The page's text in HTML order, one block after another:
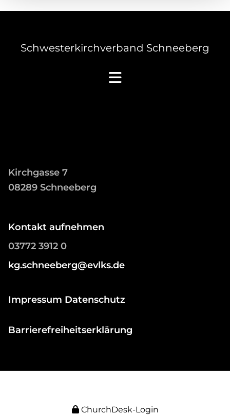
Schwesterkirchverband Schneeberg
Kirchgasse 7
08289 Schneeberg
Kontakt aufnehmen
03772 3912 0
kg.schneeberg@evlks.de
Impressum Datenschutz
Barrierefreiheitserklärung
ChurchDesk-Login